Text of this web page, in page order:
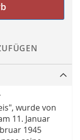
wurde von
11. Januar
1945